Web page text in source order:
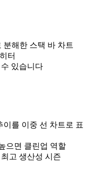
분해한 스택 바 차트
터
있습니다
이를 이중 선 차트로 표
으면 클린업 역할
고 생산성 시즌